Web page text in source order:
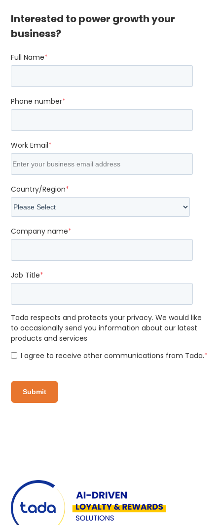
Interested to power growth your
business?
Full Name*
Phone number*
Work Email*
Country/Region*
Company name*
Job Title*
Tada respects and protects your privacy. We would like
to occasionally send you information about our latest
products and services
I agree to receive other communications from Tada.*